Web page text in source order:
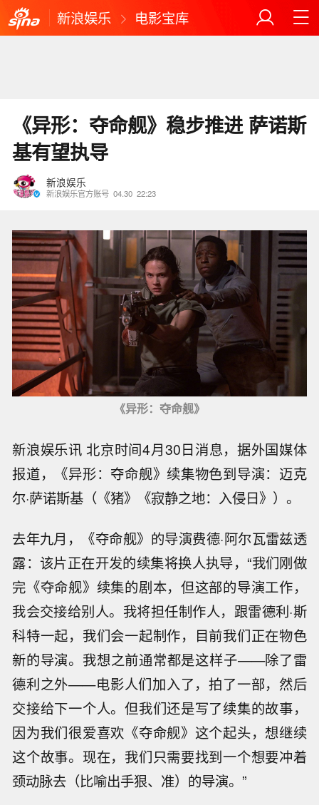
新浪娱乐 电影宝库
《异形：夺命舰》稳步推进 萨诺斯
基有望执导
新浪娱乐
新浪娱乐官方账号 04.30 22:23
《异形：夺命舰》
新浪娱乐讯 北京时间4月30日消息，据外国媒体
报道，《异形：夺命舰》续集物色到导演：迈克
尔·萨诺斯基（《猪》《寂静之地：入侵日》）。
去年九月，《夺命舰》的导演费德·阿尔瓦雷兹透
露：该片正在开发的续集将换人执导，“我们刚做
完《夺命舰》续集的剧本，但这部的导演工作，
我会交接给别人。我将担任制作人，跟雷德利·斯
科特一起，我们会一起制作，目前我们正在物色
新的导演。我想之前通常都是这样子——除了雷
德利之外——电影人们加入了，拍了一部，然后
交接给下一个人。但我们还是写了续集的故事，
因为我们很爱喜欢《夺命舰》这个起头，想继续
这个故事。现在，我们只需要找到一个想要冲着
颈动脉去（比喻出手狠、准）的导演。”